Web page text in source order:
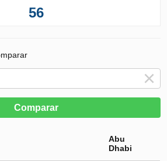
56
Comparar
Abu
Dhabi